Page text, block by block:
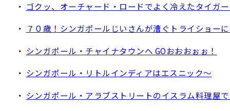
・ ゴクッ、オーチャード・ロードでよく冷えたタイガ
・ ７０歳！シンガポールじいさんが漕ぐトライショー
・ シンガポール・チャイナタウンへ GOおおおぉぉ！
・ シンガポール・リトルインディアはエスニック～
・ シンガポール・アラブストリートのイスラム料理屋